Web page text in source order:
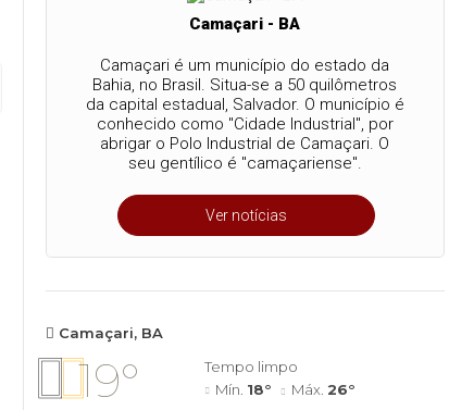
Camaçari - BA
Camaçari é um município do estado da
Bahia, no Brasil. Situa-se a 50 quilômetros
da capital estadual, Salvador. O município é
conhecido como "Cidade Industrial", por
abrigar o Polo Industrial de Camaçari. O
seu gentílico é "camaçariense".
Ver notícias
Camaçari, BA
19°
Tempo limpo
Mín. 18° Máx. 26°